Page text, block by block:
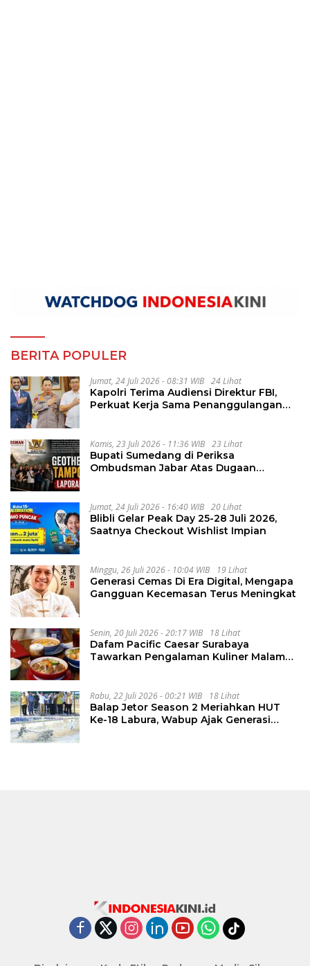
BERITA POPULER
Jumat, 24 Juli 2026 - 08:31 WIB 24 Lihat
Kapolri Terima Audiensi Direktur FBI,
Perkuat Kerja Sama Penanggulangan
Kamis, 23 Juli 2026 - 11:36 WIB 23 Lihat
Bupati Sumedang di Periksa
Ombudsman Jabar Atas Dugaan
Jumat, 24 Juli 2026 - 16:40 WIB 20 Lihat
Blibli Gelar Peak Day 25-28 Juli 2026,
Saatnya Checkout Wishlist Impian
Minggu, 26 Juli 2026 - 10:04 WIB 19 Lihat
Generasi Cemas Di Era Digital, Mengapa
Gangguan Kecemasan Terus Meningkat
Senin, 20 Juli 2026 - 20:17 WIB 18 Lihat
Dafam Pacific Caesar Surabaya
Tawarkan Pengalaman Kuliner Malam
Rabu, 22 Juli 2026 - 00:21 WIB 18 Lihat
Balap Jetor Season 2 Meriahkan HUT
Ke-18 Labura, Wabup Ajak Generasi